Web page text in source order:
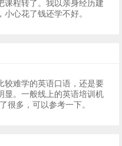
课程转了。我以亲身经历建
心花了钱还学不好。
较难学的英语口语，还是要
显。一般线上的英语培训机
很多，可以参考一下。